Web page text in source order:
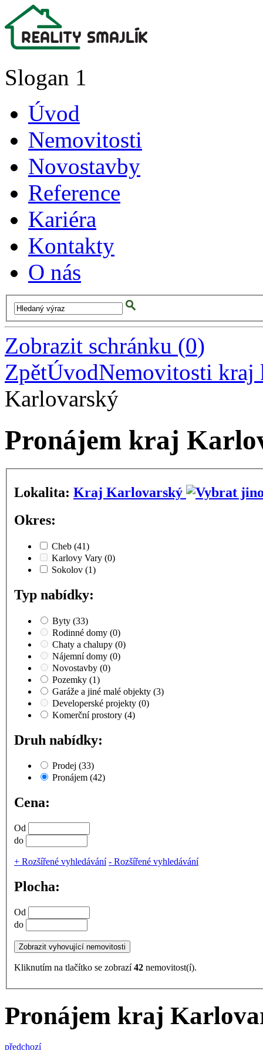
Slogan 1
Úvod
Nemovitosti
Novostavby
Reference
Kariéra
Kontakty
O nás
Zobrazit schránku (0)
ZpětÚvodNemovitosti kraj
Karlovarský
Pronájem kraj
Lokalita:
Kraj Karlovarský
Okres:
Cheb (41)
Karlovy Vary (0)
Sokolov (1)
Typ nabídky:
Byty (33)
Rodinné domy (0)
Chaty a chalupy (0)
Nájemní domy (0)
Novostavby (0)
Pozemky (1)
Garáže a jiné malé objekty (3)
Developerské projekty (0)
Komerční prostory (4)
Druh nabídky:
Prodej (33)
Pronájem (42)
Cena:
Od
do
+ Rozšířené vyhledávání - Rozšířené vyhledávání
Plocha:
Od
do
Kliknutím na tlačítko se zobrazí42 nemovitost(í).
Pronájem kraj
předchozí